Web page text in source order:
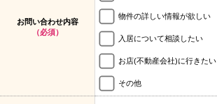
お問い合わせ内容
（必須）
物件の詳しい情報が欲しい
入居について相談したい
お店(不動産会社)に行きたい
その他